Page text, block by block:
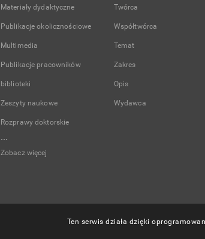
Materiały dydaktyczne
Publikacje okolicznościowe
Multimedia
Publikacje pracowników
biblioteki
Zeszyty naukowe
Rozprawy doktorskie
...
Zobacz więcej
Twórca
Współtwórca
Temat
Zakres
Opis
Wydawca
Ten serwis działa dzięki